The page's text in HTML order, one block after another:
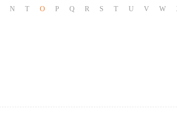
N T O P Q R S T U V W